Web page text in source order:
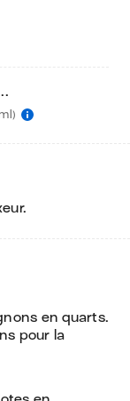
.
en quarts.
pour la